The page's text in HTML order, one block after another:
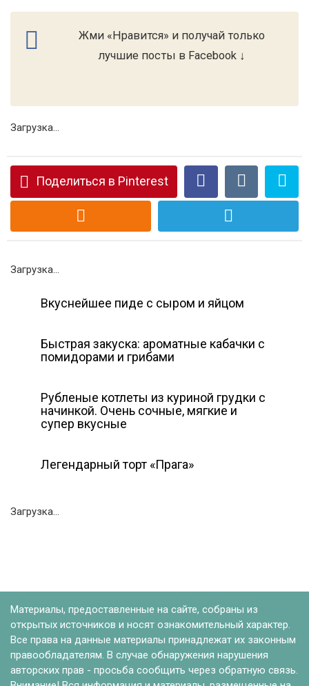
Жми «Нравится» и получай только
лучшие посты в Facebook ↓
Загрузка...
Поделиться в Pinterest
Загрузка...
Вкуснейшее пиде с сыром и яйцом
Быстрая закуска: ароматные кабачки с
помидорами и грибами
Рубленые котлеты из куриной грудки с
начинкой. Очень сочные, мягкие и
супер вкусные
Легендарный торт «Прага»
Загрузка...
Материалы, предоставленные на сайте, собраны из
открытых источников и носят ознакомительный характер.
Все права на данные материалы принадлежат их законным
правообладателям. В случае обнаружения нарушения
авторских прав - просьба сообщить через обратную связь.